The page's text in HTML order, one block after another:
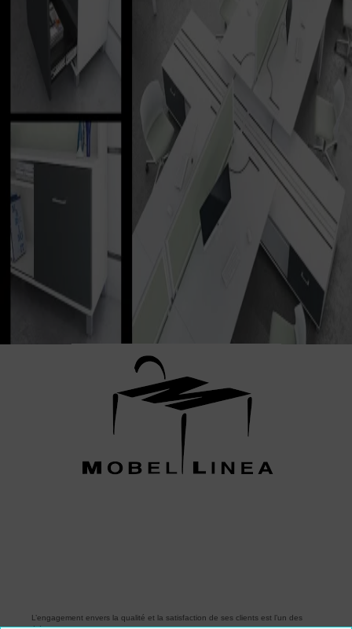
L’engagement envers la qualité et la satisfaction de ses clients est l’un des